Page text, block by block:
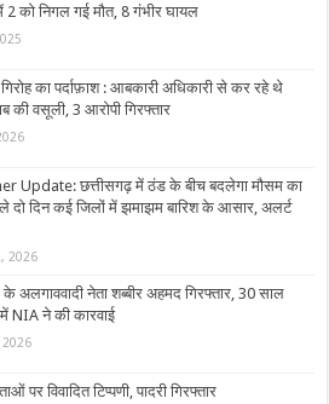
2 को निगल गई मौत, 8 गंभीर घायल
गिरोह का पर्दाफ़ाश : आबकारी अधिकारी से कर रहे थे
की वसूली, 3 आरोपी गिरफ्तार
Update: छत्तीसगढ़ में ठंड के बीच बदलेगा मौसम का
दो दिन कई जिलों में झमाझम बारिश के आसार, अलर्ट
2026
अलगाववादी नेता शब्बीर अहमद गिरफ्तार, 30 साल
NIA ने की कारवाई
पर विवादित टिप्पणी, पादरी गिरफ्तार